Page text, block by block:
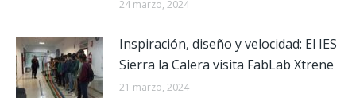
24 marzo, 2024
Inspiración, diseño y velocidad: El IES
Sierra la Calera visita FabLab Xtrene
21 marzo, 2024